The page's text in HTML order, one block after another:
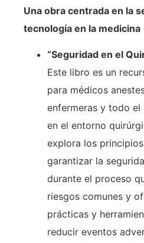
Una obra centrada en la
tecnología en la medicina
“Seguridad en el
Este libro es un
para médicos
enfermeras y todo
en el entorno
explora los
garantizar la
durante el proceso
riesgos comunes y
prácticas y
reducir eventos